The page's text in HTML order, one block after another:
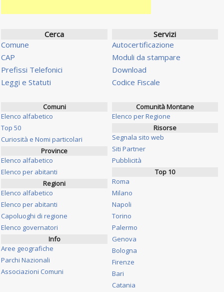
Cerca
Comune
CAP
Prefissi Telefonici
Leggi e Statuti
Servizi
Autocertificazione
Moduli da stampare
Download
Codice Fiscale
Comuni
Elenco alfabetico
Top 50
Curiosità e Nomi particolari
Province
Elenco alfabetico
Elenco per abitanti
Regioni
Elenco alfabetico
Elenco per abitanti
Capoluoghi di regione
Elenco governatori
Info
Aree geografiche
Parchi Nazionali
Associazioni Comuni
Comunità Montane
Elenco per Regione
Risorse
Segnala sito web
Siti Partner
Pubblicità
Top 10
Roma
Milano
Napoli
Torino
Palermo
Genova
Bologna
Firenze
Bari
Catania